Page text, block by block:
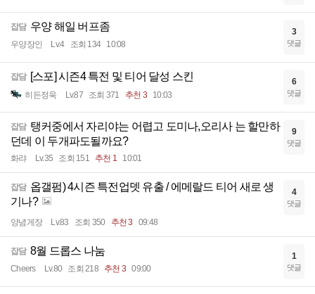
잡담 우양 해일 버프좀
우양장인 Lv.4 조회 134 10:08
3
댓글
잡담 [스포] 시즌4 특전 및 티어 달성 스킨
히든정욱 Lv.87 조회 371 추천 3 10:03
6
댓글
잡담 탱커중에서 자리야는 어렵고 도미나,오리사 는 할만하
던데 이 두개파도될까요?
화랴 Lv.35 조회 151 추천 1 10:01
9
댓글
잡담 옵갤펌) 4시즌 특전업뎃 유출 / 에메랄드 티어 새로 생
기나?
양념게장 Lv.83 조회 350 추천 3 09:48
4
댓글
잡담 8월 드롭스 나눔
Cheers Lv.80 조회 218 추천 3 09:00
1
댓글